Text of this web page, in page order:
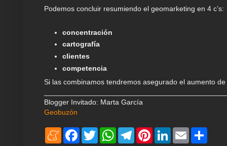
Podemos concluir resumiendo el geomarketing en 4 c’s:
concentración
cartografía
clientes
competencia
Si las combinamos tendremos asegurado el aumento de
Blogger Invitado: Marta García
Geobuzón
M
F
T
w
W
T
P
L
E